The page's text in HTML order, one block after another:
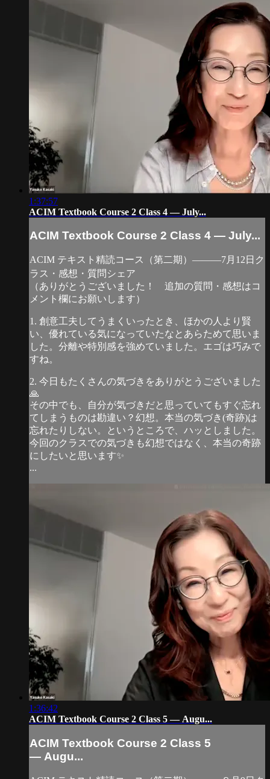
1:37:57
ACIM Textbook Course 2 Class 4 — July...
ACIM Textbook Course 2 Class 4 — July...
ACIM テキスト精読コース（第二期）―――7月12日ク
ラス・感想・質問シェア
（ありがとうございました！ 追加の質問・感想はコ
メント欄にお願いします）
1. 創意工夫してうまくいったとき、ほかの人より賢
い、優れている気になっていたなとあらためて思いま
した。分離や特別感を強めていました。エゴは巧みで
すね。
2. 今日もたくさんの気づきをありがとうございました
🙏
その中でも、自分が気づきだと思っていてもすぐ忘れ
てしまうものは勘違い？幻想。本当の気づき(奇跡)は
忘れたりしない。というところで、ハッとしました。
今回のクラスでの気づきも幻想ではなく、本当の奇跡
にしたいと思います✨
...
1:36:42
ACIM Textbook Course 2 Class 5 — Augu...
ACIM Textbook Course 2 Class 5
— Augu...